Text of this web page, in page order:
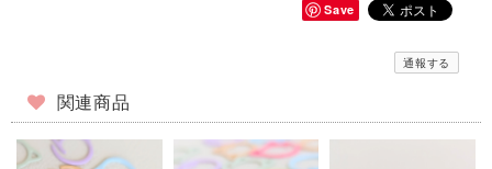
Save
通報する
関連商品